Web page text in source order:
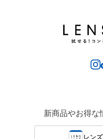
新商品やお得な
レン